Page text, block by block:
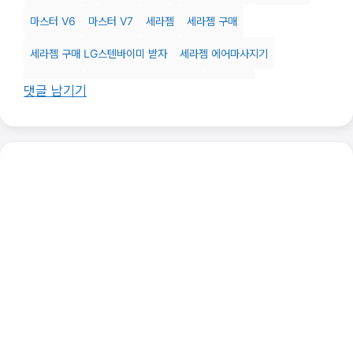
마스터 V6 마스터 V7 세라젬 세라젬 구매
세라젬 구매 LG스텐바이미 받자 세라젬 에어마사지기
파우제 M2
댓글 남기기